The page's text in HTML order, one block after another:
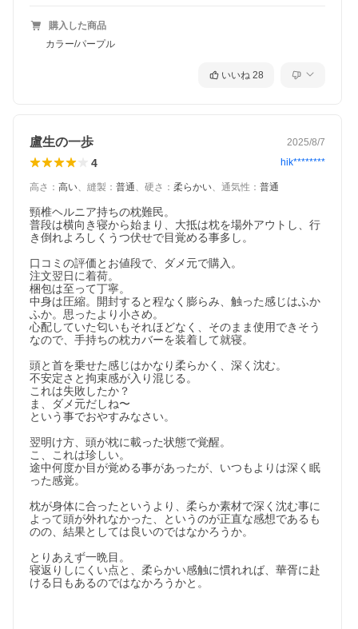
購入した商品
カラー/パープル
いいね 28
盧生の一歩 2025/8/7
4 hik********
高さ ： 高い、 縫製 ： 普通、 硬さ ： 柔らかい、 通気性 ： 普通
頸椎ヘルニア持ちの枕難民。
普段は横向き寝から始まり、大抵は枕を場外アウトし、行
き倒れよろしくうつ伏せで目覚める事多し。
口コミの評価とお値段で、ダメ元で購入。
注文翌日に着荷。
梱包は至って丁寧。
中身は圧縮。開封すると程なく膨らみ、触った感じはふか
ふか。思ったより小さめ。
心配していた匂いもそれほどなく、そのまま使用できそう
なので、手持ちの枕カバーを装着して就寝。
頭と首を乗せた感じはかなり柔らかく、深く沈む。
不安定さと拘束感が入り混じる。
これは失敗したか？
ま、ダメ元だしね〜
という事でおやすみなさい。
翌明け方、頭が枕に載った状態で覚醒。
こ、これは珍しい。
途中何度か目が覚める事があったが、いつもよりは深く眠
った感覚。
枕が身体に合ったというより、柔らか素材で深く沈む事に
よって頭が外れなかった、というのが正直な感想であるも
のの、結果としては良いのではなかろうか。
とりあえず一晩目。
寝返りしにくい点と、柔らかい感触に慣れれば、華胥に赴
ける日もあるのではなかろうかと。